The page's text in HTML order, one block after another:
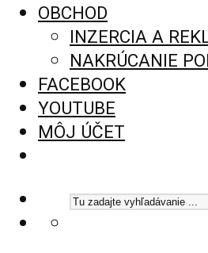
OBCHOD
INZERCIA A
NAKRÚCANIE
FACEBOOK
YOUTUBE
MÔJ ÚČET